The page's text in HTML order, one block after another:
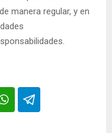
manera regular, y en